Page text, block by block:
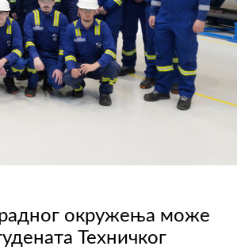
окружења може
Техничког